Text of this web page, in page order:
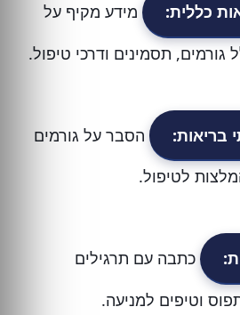
כללית:
מידע מקיף על
גורמים, תסמינים ודרכי טיפול.
בריאות:
הסבר על גורמים
לטיפול.
כתבה עם תרגילים
וטיפים למניעה.